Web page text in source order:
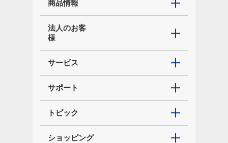
商品情報
法人のお客
様
サービス
サポート
トピック
ショッピング